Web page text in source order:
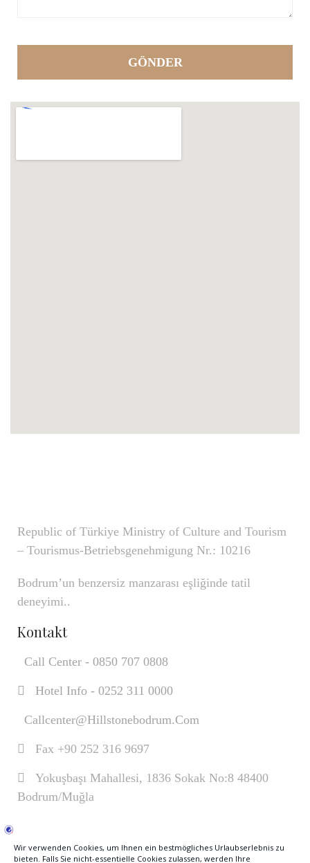
Republic of Türkiye Ministry of Culture and Tourism
– Tourismus-Betriebsgenehmigung Nr.: 10216
Bodrum’un benzersiz manzarası eşliğinde tatil
deneyimi..
Kontakt
Call Center - 0850 707 0808
Hotel Info - 0252 311 0000
Callcenter@hillstonebodrum.com
Fax +90 252 316 9697
Yokuşbaşı Mahallesi, 1836 Sokak No:8 48400
Bodrum/Muğla
Galerie